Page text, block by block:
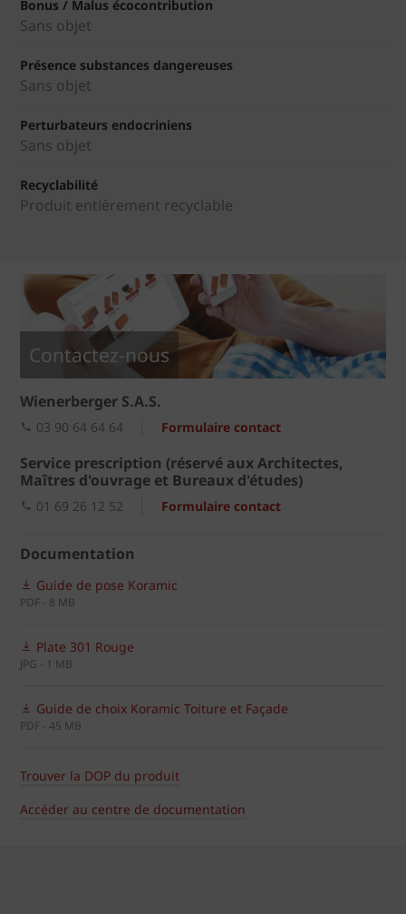
Bonus / Malus écocontribution
Sans objet
Présence substances dangereuses
Sans objet
Perturbateurs endocriniens
Sans objet
Recyclabilité
Produit entièrement recyclable
Contactez-nous
Wienerberger S.A.S.
Formulaire contact
03 90 64 64 64
Service prescription (réservé aux Architectes,
Maîtres d'ouvrage et Bureaux d'études)
Formulaire contact
01 69 26 12 52
Documentation
Guide de pose Koramic
PDF - 8 MB
Plate 301 Rouge
JPG - 1 MB
Guide de choix Koramic Toiture et Façade
PDF - 45 MB
Trouver la DOP du produit
Accéder au centre de documentation